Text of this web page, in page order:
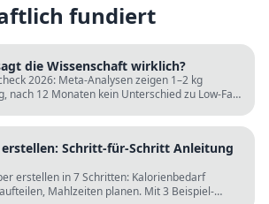
fundiert
die Wissenschaft wirklich?
2026: Meta-Analysen zeigen 1–2 kg
nach 12 Monaten kein Unterschied zu Low-Fat.
Schritt-für-Schritt Anleitung
erstellen in 7 Schritten: Kalorienbedarf
Mahlzeiten planen. Mit 3 Beispiel-